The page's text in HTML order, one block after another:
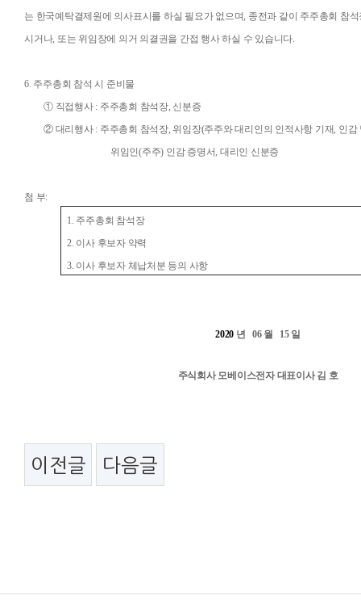
는 한국예탁결제원에 의사표시를 하실 필요가 없으며, 종전과 같이 주주총회 참
시거나, 또는 위임장에 의거 의결권을 간접 행사 하실 수 있습니다.
6. 주주총회 참석 시 준비물
① 직접행사 : 주주총회 참석장, 신분증
② 대리행사: 주주총회 참석장, 위임장(주주와 대리인의 인적사항 기재, 인감
위임인(주주) 인감 증명서, 대리인 신분증
첨 부:
1. 주주총회 참석장
2. 이사 후보자 약력
3. 이사 후보자 체납처분 등의 사항
2020 년 06 월 15 일
주식회사 모베이스전자 대표이사 김 호
이전글 다음글